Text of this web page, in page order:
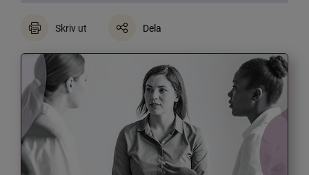
Skriv ut Dela